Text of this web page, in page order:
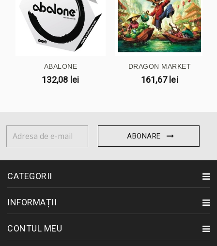
ABALONE
132,08 lei
DRAGON MARKET
161,67 lei
ABONARE
CATEGORII
INFORMAȚII
CONTUL MEU